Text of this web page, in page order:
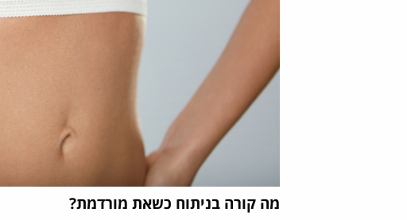
מה קורה בניתוח כשאת מורדמת?